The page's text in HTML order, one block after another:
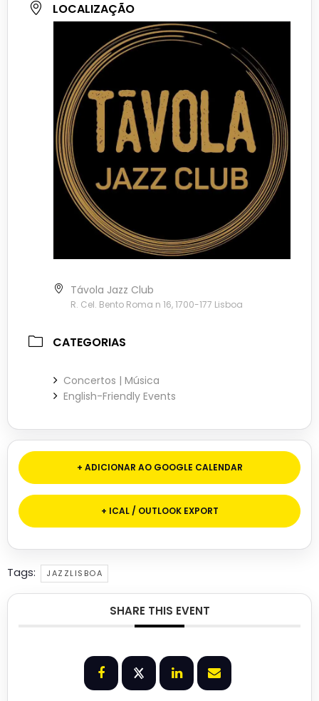
LOCALIZAÇÃO
Távola Jazz Club
R. Cel. Bento Roma n 16, 1700-177 Lisboa
CATEGORIAS
Concertos | Música
English-Friendly Events
+ ADICIONAR AO GOOGLE CALENDAR
+ ICAL / OUTLOOK EXPORT
Tags: JAZZLISBOA
SHARE THIS EVENT